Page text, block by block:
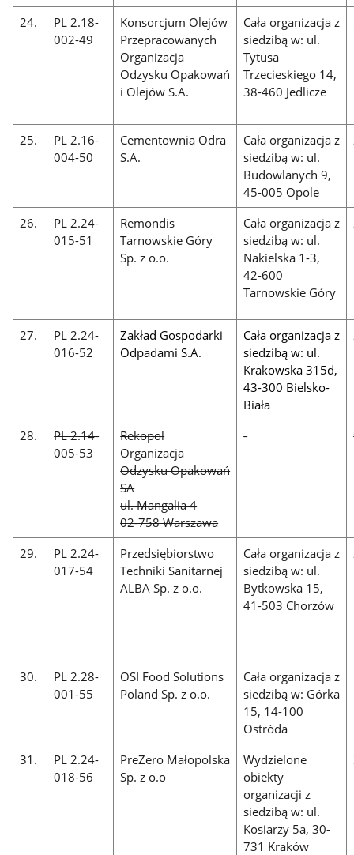
24.
PL 2.18-
002-49
Konsorcjum Olejów
Przepracowanych
Organizacja
Odzysku Opakowań
i Olejów S.A.
Cała organizacja z
siedzibą w: ul.
Tytusa
Trzecieskiego 14,
38-460 Jedlicze
25.
PL 2.16-
004-50
Cementownia Odra
S.A.
Cała organizacja z
siedzibą w: ul.
Budowlanych 9,
45-005 Opole
26.
PL 2.24-
015-51
Remondis
Tarnowskie Góry
Sp. z o.o.
Cała organizacja z
siedzibą w: ul.
Nakielska 1-3,
42-600
Tarnowskie Góry
27.
PL 2.24-
016-52
Zakład Gospodarki
Odpadami S.A.
Cała organizacja z
siedzibą w: ul.
Krakowska 315d,
43-300 Bielsko-
Biała
28.
PL 2.14-
005-53
Rekopol
Organizacja
Odzysku Opakowań
SA
ul. Mangalia 4
02-758 Warszawa
-
29.
PL 2.24-
017-54
Przedsiębiorstwo
Techniki Sanitarnej
ALBA Sp. z o.o.
Cała organizacja z
siedzibą w: ul.
Bytkowska 15,
41-503 Chorzów
30.
PL 2.28-
001-55
OSI Food Solutions
Poland Sp. z o.o.
Cała organizacja z
siedzibą w: Górka
15, 14-100
Ostróda
31.
PL 2.24-
018-56
PreZero Małopolska
Sp. z o.o
Wydzielone
obiekty
organizacji z
siedzibą w: ul.
Kosiarzy 5a, 30-
731 Kraków